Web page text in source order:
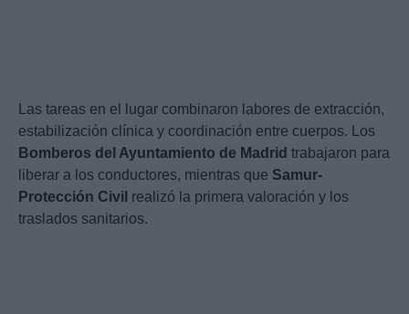
Las tareas en el lugar combinaron labores de extracción,
estabilización clínica y coordinación entre cuerpos. Los
Bomberos del Ayuntamiento de Madrid trabajaron para
liberar a los conductores, mientras que Samur-
Protección Civil realizó la primera valoración y los
traslados sanitarios.